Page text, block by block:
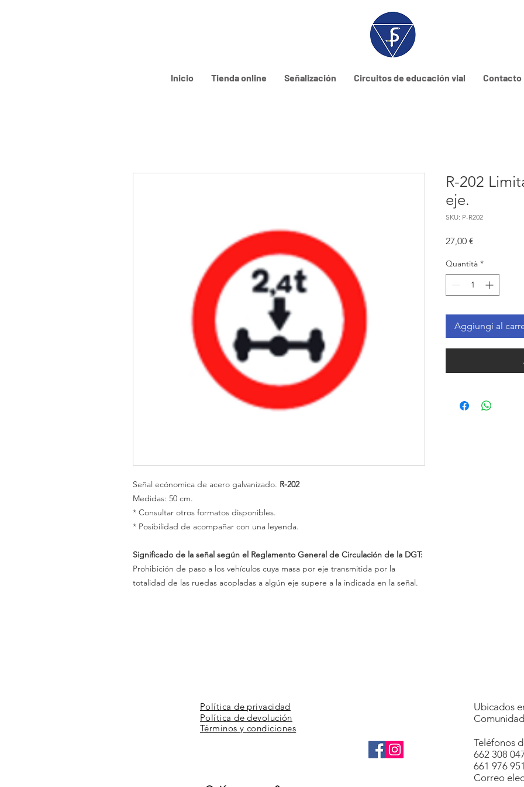
Inicio Tienda online Señalización Circuitos de educación vial Contacto
Señal ecónomica de acero galvanizado. R-202
Medidas: 50 cm.
* Consultar otros formatos disponibles.
* Posibilidad de acompañar con una leyenda.
Significado de la señal según el Reglamento General de Circulación de la DGT:
Prohibición de paso a los vehículos cuya masa por eje transmitida por la
totalidad de las ruedas acopladas a algún eje supere a la indicada en la señal.
R-202
eje.
SKU: P-R202
27,00 €
Quantità *
Aggiungi al
Política de privacidad
Política de devolución
Términos y condiciones
Ubicados
Teléfonos
662 308
661 976 951
Correo